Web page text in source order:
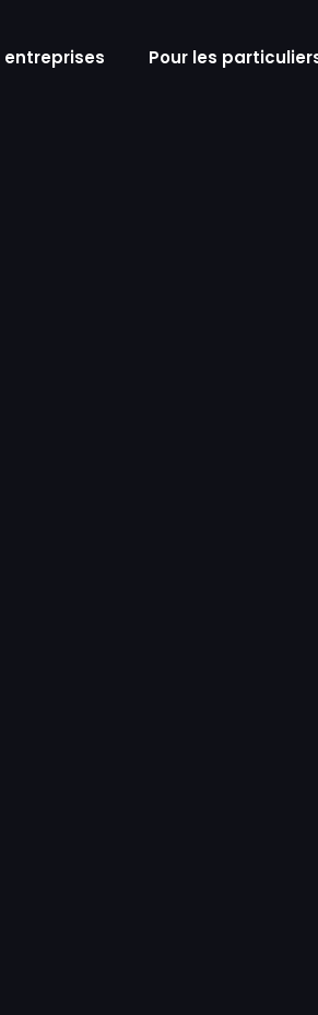
entreprises Pour les